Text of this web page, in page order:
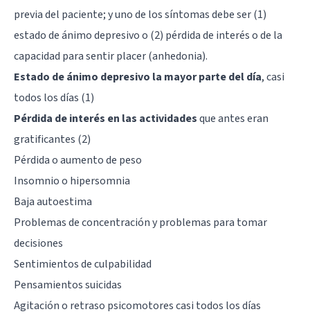
previa del paciente; y uno de los síntomas debe ser (1)
estado de ánimo depresivo o (2) pérdida de interés o de la
capacidad para sentir placer (anhedonia).
Estado de ánimo depresivo la mayor parte del día, casi
todos los días (1)
Pérdida de interés en las actividadesque antes eran
gratificantes (2)
Pérdida o aumento de peso
Insomnio o hipersomnia
Baja autoestima
Problemas de concentración y problemas para tomar
decisiones
Sentimientos de culpabilidad
Pensamientos suicidas
Agitación o retraso psicomotores casi todos los días